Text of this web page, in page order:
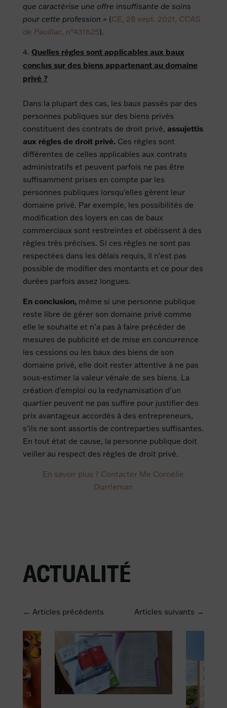
que caractérise une offre insuffisante de soins
pour cette profession » (CE, 28 sept. 2021, CCAS
de Pauillac, n°431625).
Quelles règles sont applicables aux baux
conclus sur des biens appartenant au domaine
privé ?
Dans la plupart des cas, les baux passés par des
personnes publiques sur des biens privés
constituent des contrats de droit privé, assujettis
aux règles de droit privé.Ces règles sont
différentes de celles applicables aux contrats
administratifs et peuvent parfois ne pas être
suffisamment prises en compte par les
personnes publiques lorsqu’elles gèrent leur
domaine privé. Par exemple, les possibilités de
modification des loyers en cas de baux
commerciaux sont restreintes et obéissent à des
règles très précises. Si ces règles ne sont pas
respectées dans les délais requis, il n’est pas
possible de modifier des montants et ce pour des
durées parfois assez longues.
En conclusion,même si une personne publique
reste libre de gérer son domaine privé comme
elle le souhaite et n’a pas à faire précéder de
mesures de publicité et de mise en concurrence
les cessions ou les baux des biens de son
domaine privé, elle doit rester attentive à ne pas
sous-estimer la valeur vénale de ses biens. La
création d’emploi ou la redynamisation d’un
quartier peuvent ne pas suffire pour justifier des
prix avantageux accordés à des entrepreneurs,
s’ils ne sont assortis de contreparties suffisantes.
En tout état de cause, la personne publique doit
veiller au respect des règles de droit privé.
En savoir plus ? Contacter Me Cornélie
Durrleman
ACTUALITÉ
Articles suivants →
← Articles précédents